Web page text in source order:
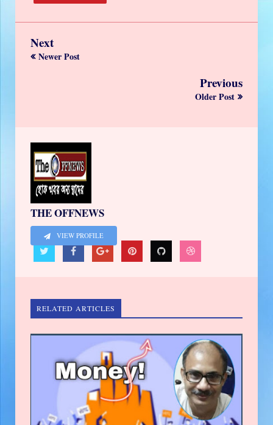
Next
Newer Post
Previous
Older Post
THE OFFNEWS
VIEW PROFILE
RELATED ARTICLES